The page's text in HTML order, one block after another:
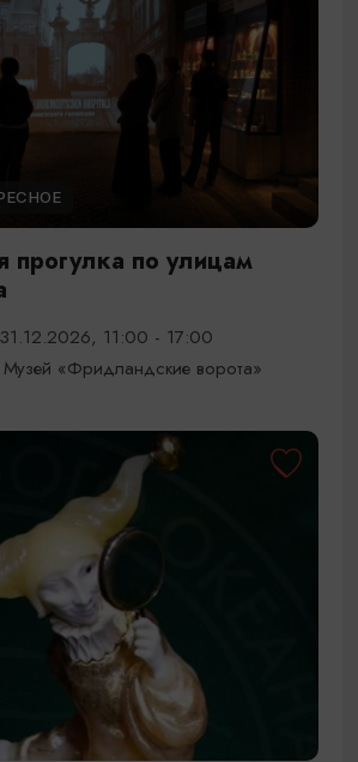
прогулка по улицам
11:00 - 17:00
«Фридландские ворота»